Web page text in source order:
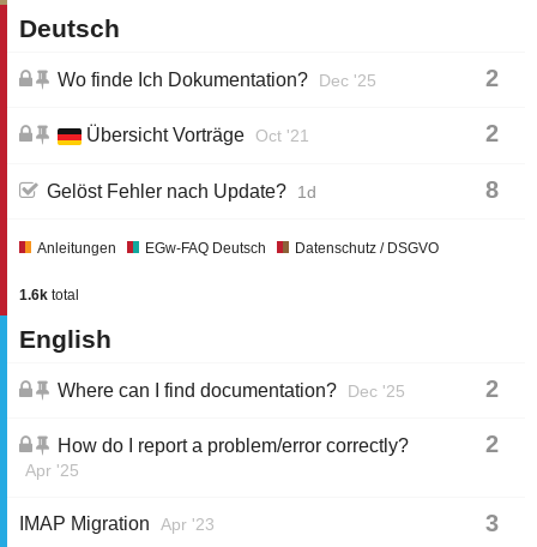
Deutsch
Wo finde Ich Dokumentation? Dec '25 2
Übersicht Vorträge Oct '21 2
Gelöst Fehler nach Update? 1d 8
Anleitungen EGw-FAQ Deutsch Datenschutz / DSGVO
1.6k total
English
Where can I find documentation? Dec '25 2
How do I report a problem/error correctly?
Apr '25
2
IMAP Migration Apr '23 3